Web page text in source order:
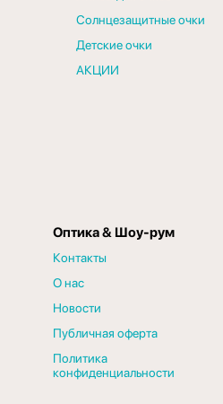
Солнцезащитные очки
Детские очки
АКЦИИ
Оптика & Шоу-рум
Контакты
О нас
Новости
Публичная оферта
Политика
конфиденциальности